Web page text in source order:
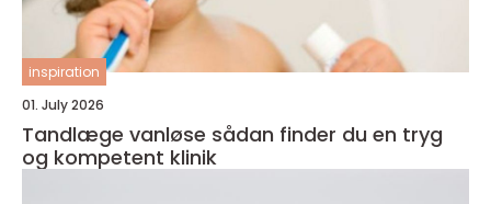
inspiration
01. July 2026
Tandlæge vanløse sådan finder du en tryg
og kompetent klinik